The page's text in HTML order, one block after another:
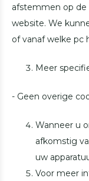
afstemmen op de
website. We
of vanaf welke pc
Meer
- Geen overige
Wanneer u
afkomstig
uw
Voor meer